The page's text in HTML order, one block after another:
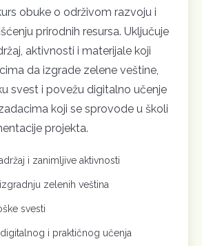
obuke o održivom razvoju i
prirodnih resursa. Uključuje
aktivnosti i materijale koji
da izgrade zelene veštine,
svest i povežu digitalno učenje
koji se sprovode u školi
projekta.
i zanimljive aktivnosti
zelenih veština
svesti
i praktičnog učenja